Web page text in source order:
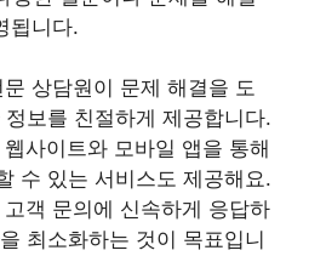
됩니다.
문 상담원이 문제 해결을 도
보를 친절하게 제공합니다.
웹사이트와 모바일 앱을 통해
수 있는 서비스도 제공해요.
고객 문의에 신속하게 응답하
최소화하는 것이 목표입니